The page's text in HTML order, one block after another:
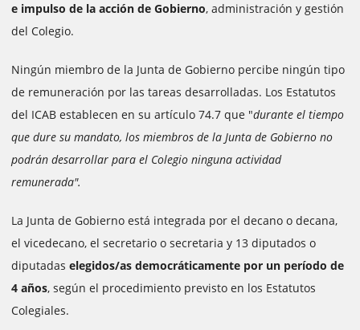
e impulso de la acción de Gobierno, administración y gestión
del Colegio.
Ningún miembro de la Junta de Gobierno percibe ningún tipo
de remuneración por las tareas desarrolladas. Los Estatutos
del ICAB establecen en su artículo 74.7 que "durante el tiempo
que dure su mandato, los miembros de la Junta de Gobierno no
podrán desarrollar para el Colegio ninguna actividad
remunerada".
La Junta de Gobierno está integrada por el decano o decana,
el vicedecano, el secretario o secretaria y 13 diputados o
diputadas elegidos/as democráticamente por un período de
4 años, según el procedimiento previsto en los Estatutos
Colegiales.